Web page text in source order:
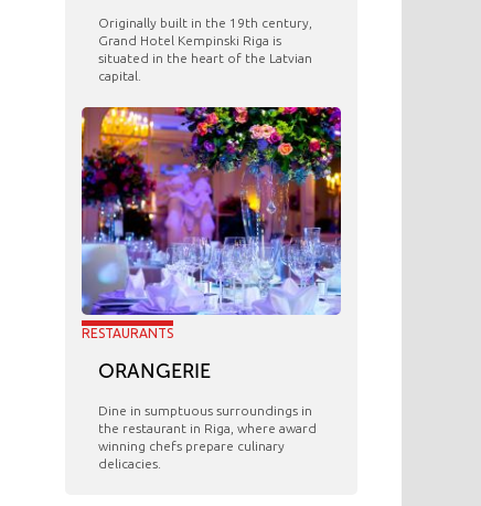
Originally built in the 19th century,
Grand Hotel Kempinski Riga is
situated in the heart of the Latvian
capital.
RESTAURANTS
ORANGERIE
​Dine in sumptuous surroundings in
the restaurant in Riga, where award
winning chefs prepare culinary
delicacies.